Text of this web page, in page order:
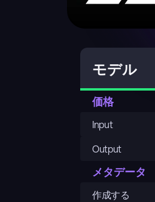
モデル
価格
Input
Output
メタデータ
作成する